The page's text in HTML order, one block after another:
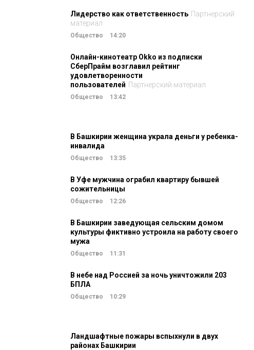
Лидерство как ответственность Партнерский
материал
Общество 14:20
Онлайн-кинотеатр Okko из подписки
СберПрайм возглавил рейтинг
удовлетворенности
пользователей Партнерский материал
Общество 13:42
В Башкирии женщина украла деньги у ребенка-
инвалида
Общество 13:35
В Уфе мужчина ограбил квартиру бывшей
сожительницы
Общество 12:26
В Башкирии заведующая сельским домом
культуры фиктивно устроила на работу своего
мужа
Общество 11:31
В небе над Россией за ночь уничтожили 203
БПЛА
Общество 10:29
Ландшафтные пожары вспыхнули в двух
районах Башкирии